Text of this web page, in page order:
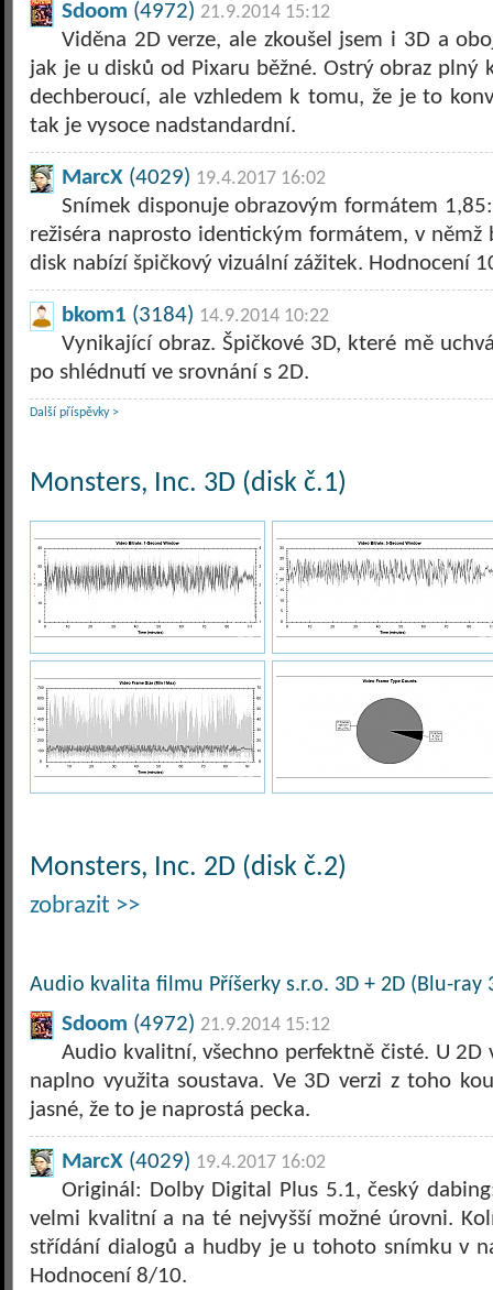
Sdoom (4972) 21.9.2014 15:12
Viděna 2D verze, ale zkoušel jsem i 3D a
jak je u disků od Pixaru běžné. Ostrý obraz plný
dechberoucí, ale vzhledem k tomu, že je to
tak je vysoce nadstandardní.
MarcX (4029) 19.4.2017 16:02
Snímek disponuje obrazovým formátem
režiséra naprosto identickým formátem, v němž
disk nabízí špičkový vizuální zážitek. Hodnocení
bkom1 (3184) 14.9.2014 10:22
Vynikající obraz. Špičkové 3D, které mě
po shlédnutí ve srovnání s 2D.
Další příspěvky >
Monsters, Inc. 3D (disk č.1)
Monsters, Inc. 2D (disk č.2)
zobrazit >>
Audio kvalita filmu Příšerky s.r.o. 3D + 2D (Blu-ray
Sdoom (4972) 21.9.2014 15:12
Audio kvalitní, všechno perfektně čisté. U 2D
naplno využita soustava. Ve 3D verzi z toho
jasné, že to je naprostá pecka.
MarcX (4029) 19.4.2017 16:02
Originál: Dolby Digital Plus 5.1, český
velmi kvalitní a na té nejvyšší možné úrovni.
střídání dialogů a hudby je u tohoto snímku v
Hodnocení 8/10.